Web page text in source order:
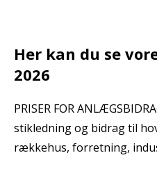
Her kan du se
2026
PRISER FOR
stikledning og bidrag til
rækkehus, forretning,